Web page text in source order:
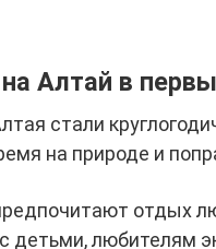
Алтай в
стали
на природе и
отдых
детьми, любителям